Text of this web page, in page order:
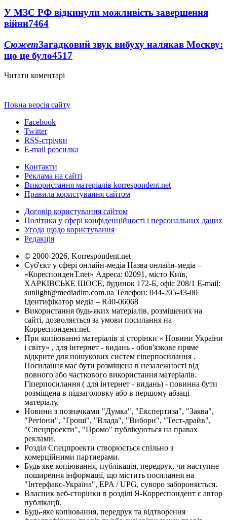
У МЗС РФ відкинули можливість завершення
війни7464
СюжетЗагадковий звук вибуху налякав Москву:
що це було4517
Читати коментарі
Повна версія сайту
Facebook
Twitter
RSS-стрічки
E-mail розсилка
Контакти
Реклама на сайті
Використання матеріалів korrespondent.net
Правила користування сайтом
Договір користування сайтом
Політика у сфері конфіденційності і персональних даних
Угода щодо користування
Редакція
© 2000-2026, Korrespondent.net
Суб'єкт у сфері онлайн-медіа Назва онлайн-медіа –
«КореспонденТ.net» Адреса: 02091, місто Київ,
ХАРКІВСЬКЕ ШОСЕ, будинок 172-Б, офіс 208/1 E-mail:
sunlight@mediadim.com.ua Телефон: 044-205-43-00
Ідентифікатор медіа – R40-06068
Використання будь-яких матеріалів, розміщених на
сайті, дозволяється за умови посилання на
Корреспондент.net.
При копіюванні матеріалів зі сторінки « Новини України
і світу» , для інтернет - видань - обов'язкове пряме
відкрите для пошукових систем гіперпосилання .
Посилання має бути розміщена в незалежності від
повного або часткового використання матеріалів.
Гіперпосилання ( для інтернет - видань) - повинна бути
розміщена в підзаголовку або в першому абзаці
матеріалу.
Новини з позначками "Думка", "Експертиза", "Заява",
"Регіони", "Гроші", "Влада", "Вибори", "Тест-драйв",
"Спецпроекти", "Промо" публікуються на правах
реклами.
Розділ Спецпроекти створюється спільно з
комерційними партнерами.
Будь яке копіювання, публікація, передрук, чи наступне
поширення інформації, що містить посилання на
"Інтерфакс-Україна", EPA / UPG, суворо забороняється.
Власник веб-сторінки в розділі Я-Корреспондент є автор
публікації.
Будь-яке копіювання, передрук та відтворення